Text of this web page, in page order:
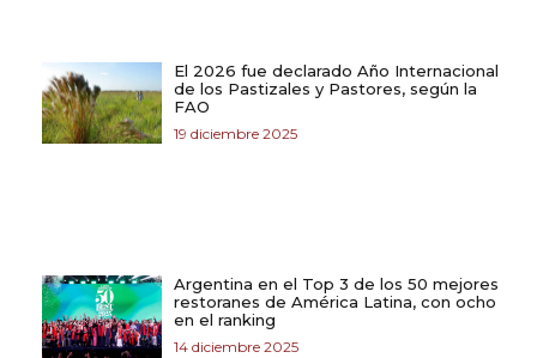
El 2026 fue declarado Año Internacional
de los Pastizales y Pastores, según la
FAO
19 diciembre 2025
Argentina en el Top 3 de los 50 mejores
restoranes de América Latina, con ocho
en el ranking
14 diciembre 2025